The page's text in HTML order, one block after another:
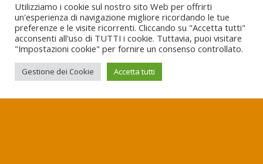
Utilizziamo i cookie sul nostro sito Web per offrirti
un'esperienza di navigazione migliore ricordando le tue
preferenze e le visite ricorrenti. Cliccando su "Accetta tutti"
acconsenti all'uso di TUTTI i cookie. Tuttavia, puoi visitare
"Impostazioni cookie" per fornire un consenso controllato.
Gestione dei Cookie Accetta tutti